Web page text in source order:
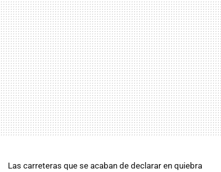
Las carreteras que se acaban de declarar en quiebra